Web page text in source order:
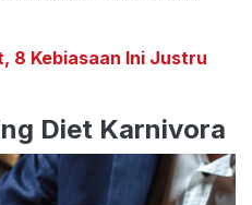
8 Kebiasaan Ini Justru
Diet Karnivora